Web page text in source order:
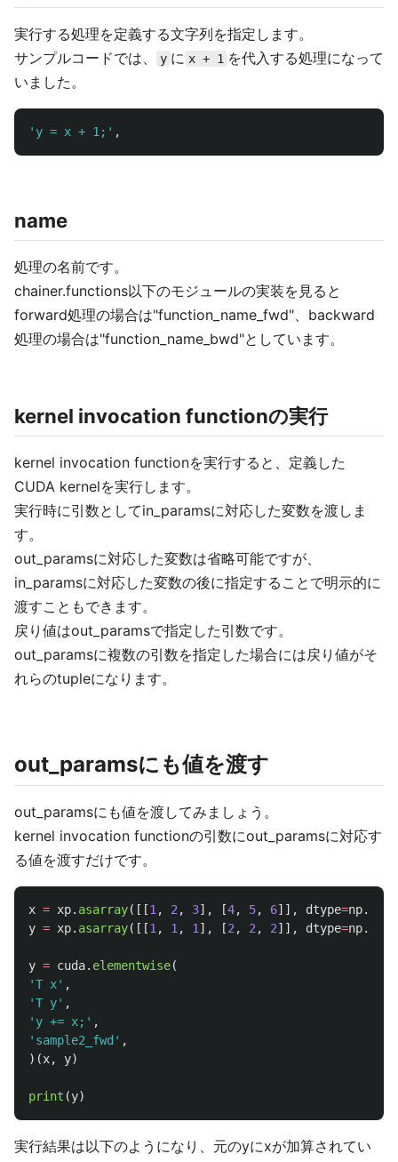
実行する処理を定義する文字列を指定します。
サンプルコードでは、
y に x + 1 を代入する処理になって
いました。
' y = x + 1; ' ,
name
処理の名前です。
chainer.functions以下のモジュールの実装を見ると
forward処理の場合は"function_name_fwd"、backward
処理の場合は"function_name_bwd"としています。
kernel invocation functionの実行
kernel invocation functionを実行すると、定義した
CUDA kernelを実行します。
実行時に引数としてin_paramsに対応した変数を渡しま
す。
out_paramsに対応した変数は省略可能ですが、
in_paramsに対応した変数の後に指定することで明示的に
渡すこともできます。
戻り値はout_paramsで指定した引数です。
out_paramsに複数の引数を指定した場合には戻り値がそ
れらのtupleになります。
out_paramsにも値を渡す
out_paramsにも値を渡してみましょう。
kernel invocation functionの引数にout_paramsに対応す
る値を渡すだけです。
x = xp. asarray([[1 , 2 , 3], [4, 5, 6]], dtype=np.
y = xp. asarray([[1 , 1 , 1 ], [2 , 2 , 2]], dtype=np.
y = cuda. elementwise(
'T x' ,
'T y' ,
' y += x; ' ,
' sample2_fwd ' ,
)(x, y)
print (y)
実行結果は以下のようになり、元のyにxが加算されてい